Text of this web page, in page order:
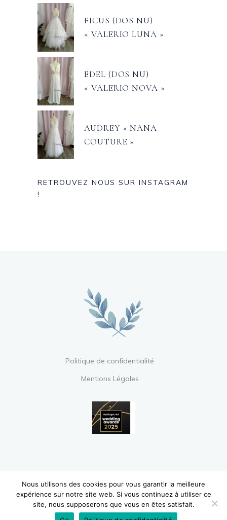
FICUS (DOS NU)
« VALERIO LUNA »
EDEL (DOS NU)
« VALERIO NOVA »
AUDREY « NANA
COUTURE »
RETROUVEZ NOUS SUR INSTAGRAM
!
Politique de confidentialité
Mentions Légales
Copyright © 2020 Le Boudoir de la Mariée
– Tous droits réservés.
Nous utilisons des cookies pour vous garantir la meilleure
expérience sur notre site web. Si vous continuez à utiliser ce
site, nous supposerons que vous en êtes satisfait.